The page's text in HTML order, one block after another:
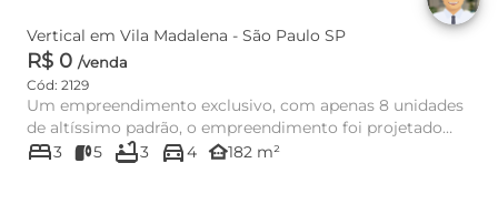
Vertical em Vila Madalena - São Paulo SP
R$ 0 /venda
Cód: 2129
Um empreendimento exclusivo, com apenas 8 unidades
de altíssimo padrão, o empreendimento foi projetado
por um arquiteto ...
bed3 5 bathtub3 directions_car4 other_houses182 m²